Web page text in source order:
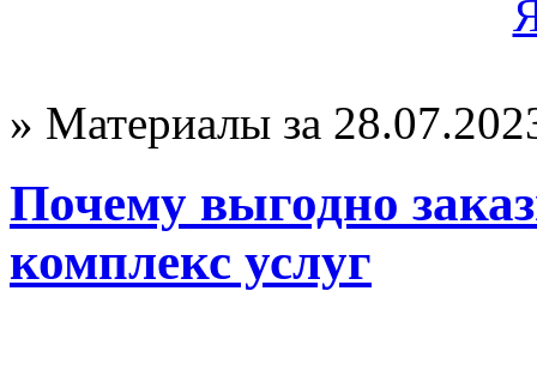
» Материалы за
Почему выгодно
комплекс услуг